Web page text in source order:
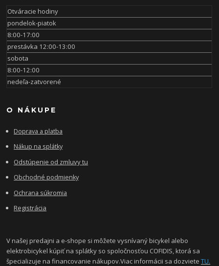
Otváracie hodiny
pondelok-piatok
8:00-17:00
prestávka 12:00-13:00
sobota
8:00-12:00
nedeľa-zatvorené
O NÁKUPE
Doprava a platba
Nákup na splátky
Odstúpenie od zmluvy tu
Obchodné podmienky
Ochrana súkromia
Registrácia
V našej predajni a e-shope si môžete vysnívaný bicykel alebo
elektrobicykel kúpiť na splátky so spoločnosťou COFIDIS, ktorá sa
špecializuje na financovanie nákupov.Viac informácii sa dozvieteTU.